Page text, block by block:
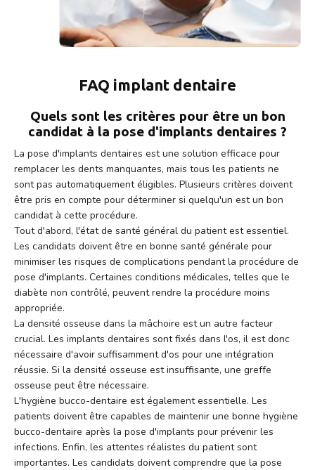
FAQ implant dentaire
Quels sont les critères pour être un bon
candidat à la pose d'implants dentaires ?
La pose d'implants dentaires est une solution efficace pour
remplacer les dents manquantes, mais tous les patients ne
sont pas automatiquement éligibles. Plusieurs critères doivent
être pris en compte pour déterminer si quelqu'un est un bon
candidat à cette procédure.
Tout d'abord, l'état de santé général du patient est essentiel.
Les candidats doivent être en bonne santé générale pour
minimiser les risques de complications pendant la procédure de
pose d'implants. Certaines conditions médicales, telles que le
diabète non contrôlé, peuvent rendre la procédure moins
appropriée.
La densité osseuse dans la mâchoire est un autre facteur
crucial. Les implants dentaires sont fixés dans l'os, il est donc
nécessaire d'avoir suffisamment d'os pour une intégration
réussie. Si la densité osseuse est insuffisante, une greffe
osseuse peut être nécessaire.
L'hygiène bucco-dentaire est également essentielle. Les
patients doivent être capables de maintenir une bonne hygiène
bucco-dentaire après la pose d'implants pour prévenir les
infections. Enfin, les attentes réalistes du patient sont
importantes. Les candidats doivent comprendre que la pose